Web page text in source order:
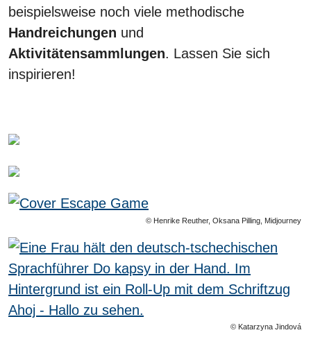
beispielsweise noch viele methodische
Handreichungen und
Aktivitätensammlungen. Lassen Sie sich
inspirieren!
© Henrike Reuther, Oksana Pilling, Midjourney
© Katarzyna Jindová